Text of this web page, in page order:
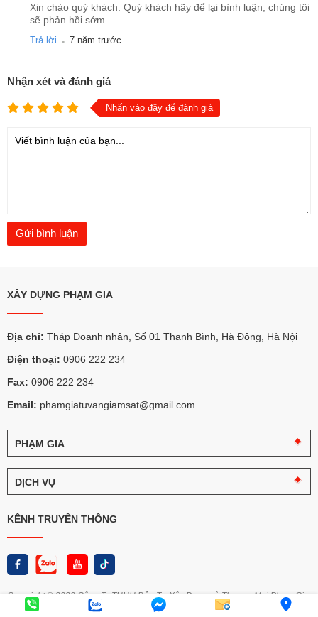
Xin chào quý khách. Quý khách hãy để lại bình luận, chúng tôi
sẽ phản hồi sớm
Trả lời . 7 năm trước
Nhận xét và đánh giá
Nhấn vào đây để đánh giá
XÂY DỰNG PHẠM GIA
Địa chỉ: Tháp Doanh nhân, Số 01 Thanh Bình, Hà Đông, Hà Nội
Điện thoại: 0906 222 234
Fax: 0906 222 234
Email: phamgiatuvangiamsat@gmail.com
PHẠM GIA
chuyện
Phạm
Logo
và
diện
Phạm
Chính
DỊCH VỤ
vấn
sát
Thi
công
lọc
KÊNH TRUYỀN THÔNG
Copyright © 2020 Công Ty TNHH Đầu Tư Xây Dựng và Thương Mại Phạm Gia
Thiết kế web Delectech